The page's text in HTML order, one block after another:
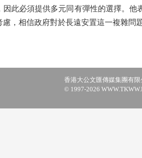
此必須提供多元同有彈性的選擇。
，相信政府對於長遠安置這一複雜問
香港大公文匯傳媒集團有
© 1997-2026